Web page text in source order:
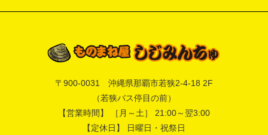
〒 900-0031 沖縄県那覇市若狭2-4-18 2F
（若狭バス停目の前）
【営業時間】 ［月～土］ 21:00～翌3:00
【定休日】 日曜日・祝祭日